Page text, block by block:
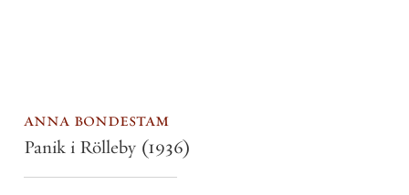
anna bondestam
Panik i Rölleby (1936)